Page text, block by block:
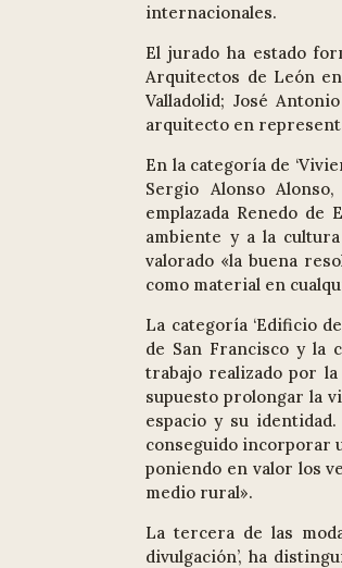
internacionales.
El jurado ha estado
Arquitectos de León
Valladolid; José
arquitecto en
En la categoría de
Sergio Alonso
emplazada Renedo de
ambiente y a la
valorado «la buena
como material en
La categoría ‘Edificio
de San Francisco y la
trabajo realizado por
supuesto prolongar la
espacio y su
conseguido incorporar
poniendo en valor los
medio rural».
La tercera de las
divulgación’, ha